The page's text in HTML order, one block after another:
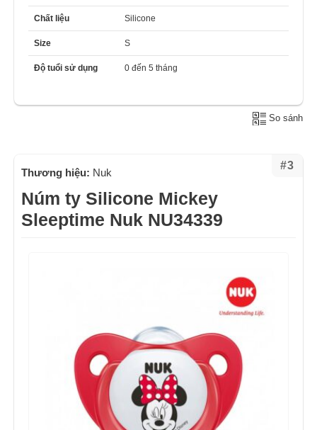
Chất liệu Silicone
Size S
Độ tuổi sử dụng 0 đến 5 tháng
So sánh
#3
Thương hiệu: Nuk
Núm ty Silicone Mickey
Sleeptime Nuk NU34339